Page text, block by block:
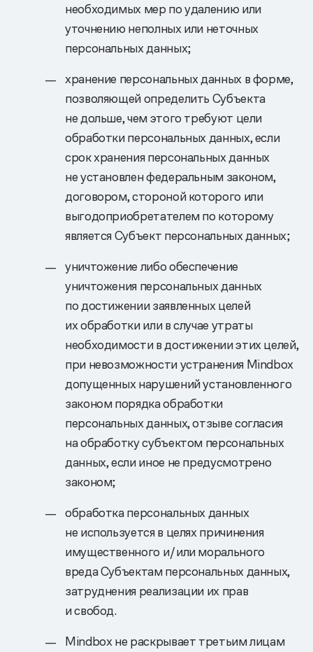
необходимых мер по удалению или
уточнению неполных или неточных
персональных данных;
хранение персональных данных в форме,
позволяющей определить Субъекта
не дольше, чем этого требуют цели
обработки персональных данных, если
срок хранения персональных данных
не установлен федеральным законом,
договором, стороной которого или
выгодоприобретателем по которому
является Субъект персональных данных;
уничтожение либо обеспечение
уничтожения персональных данных
по достижении заявленных целей
их обработки или в случае утраты
необходимости в достижении этих целей,
при невозможности устранения Mindbox
допущенных нарушений установленного
законом порядка обработки
персональных данных, отзыве согласия
на обработку субъектом персональных
данных, если иное не предусмотрено
законом;
обработка персональных данных
не используется в целях причинения
имущественного и/или морального
вреда Субъектам персональных данных,
затруднения реализации их прав
и свобод.
Mindbox не раскрывает третьим лицам